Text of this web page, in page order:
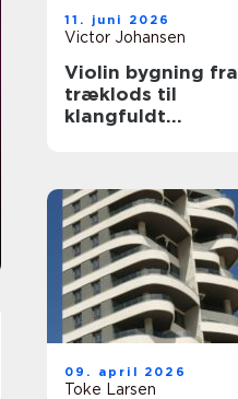
11. juni 2026
Victor Johansen
Violin bygning fra
træklods til
klangfuldt
09. april 2026
Toke Larsen